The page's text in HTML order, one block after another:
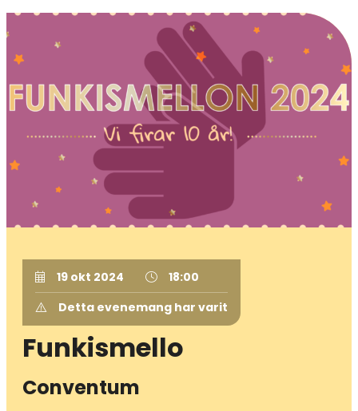
19 okt 2024
18:00
Detta evenemang har varit
Funkismello
Conventum